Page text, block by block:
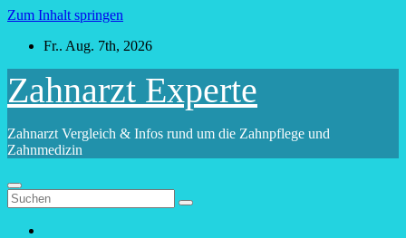
Zum Inhalt springen
Fr.. Aug. 7th, 2026
Zahnarzt Experte
Zahnarzt Vergleich & Infos rund um die Zahnpflege und
Zahnmedizin